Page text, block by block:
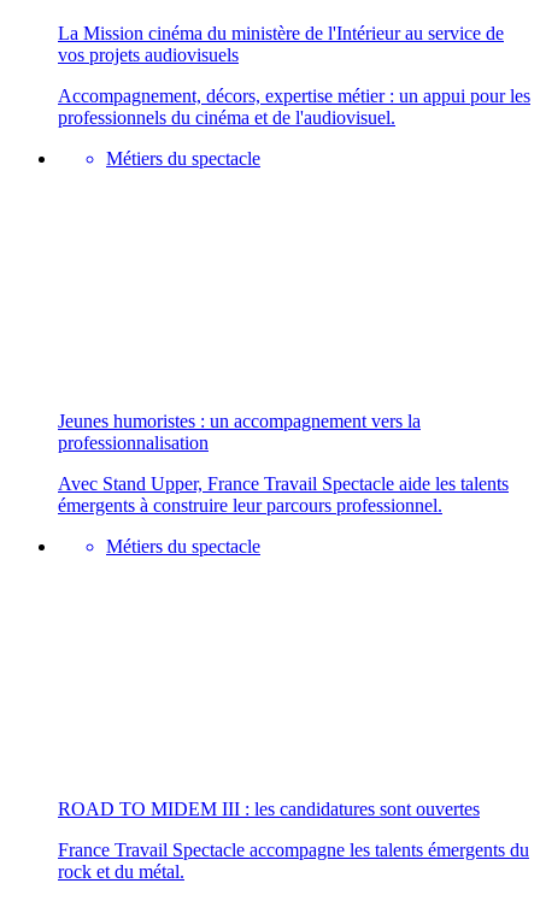
La Mission cinéma du ministère de l'Intérieur au service de
vos projets audiovisuels
Accompagnement, décors, expertise métier : un appui pour les
professionnels du cinéma et de l'audiovisuel.
Métiers du spectacle
Jeunes humoristes : un accompagnement vers la
professionnalisation
Avec Stand Upper, France Travail Spectacle aide les talents
émergents à construire leur parcours professionnel.
Métiers du spectacle
ROAD TO MIDEM III : les candidatures sont ouvertes
France Travail Spectacle accompagne les talents émergents du
rock et du métal.